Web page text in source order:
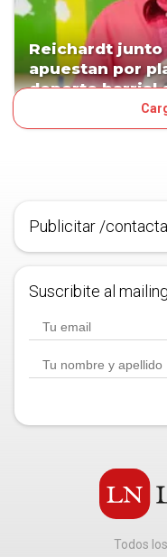
Reichardt junto
apuestan por
deporte barrial
Publicitar /
Suscribite al
Todos